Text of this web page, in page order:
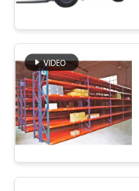
FACTORY
TOUR
QUALITY
CONTROL
CONTACT